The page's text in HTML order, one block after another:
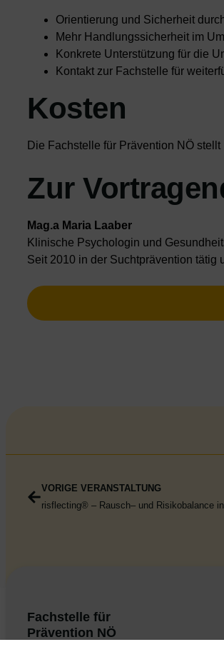
Orientierung und Sicherheit
Mehr Handlungssicherheit im
Konkrete Unterstützung für die
Kontakt zur Fachstelle für
Kosten
Die Fachstelle für Prävention NÖ
Zur
Mag.a Maria Laaber
Klinische Psychologin und
Seit 2010 in der Suchtprävention tätig
VORIGE VERANSTALTUNG
risflecting® – Rausch– und Risikobalance
Fachstelle für
Prävention NÖ